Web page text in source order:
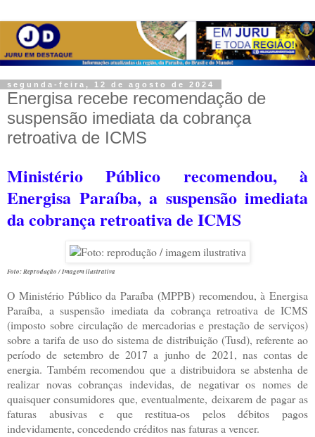
segunda-feira, 12 de agosto de 2024
Energisa recebe recomendação de
suspensão imediata da cobrança
retroativa de ICMS
Ministério Público recomendou, à
Energisa Paraíba, a suspensão imediata
da cobrança retroativa de ICMS
Foto: Reprodução / Imagem ilustrativa
O Ministério Público da Paraíba (MPPB) recomendou, à Energisa
Paraíba, a suspensão imediata da cobrança retroativa de ICMS
(imposto sobre circulação de mercadorias e prestação de serviços)
sobre a tarifa de uso do sistema de distribuição (Tusd), referente ao
período de setembro de 2017 a junho de 2021, nas contas de
energia. Também recomendou que a distribuidora se abstenha de
realizar novas cobranças indevidas, de negativar os nomes de
quaisquer consumidores que, eventualmente, deixarem de pagar as
faturas abusivas e que restitua-os pelos débitos pagos
indevidamente, concedendo créditos nas faturas a vencer.